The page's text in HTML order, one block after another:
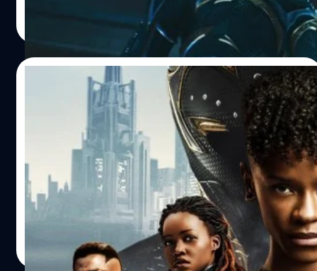
ความรู้สึกนั้นอีกครั้งยังไง" หลายสัปดาห์หลังการจากไปของโบ
สแมน คูเกลอร์เอาแต่เปิดดูฟุตเทจเก่า ๆ และบทสัมภาษณ์ที่
โบสแมนพูดถึงตัวละครทีชัลล่า และวากานดาว่ามันมีความ
หมายกับโบสแมนอย่างไร และเมื่อคูเกลอร์ได้ฟังคำพูดของโบ
สแมนซ้ำ ๆ คูเกลอร์ก็คิดขึ้นมาได้ว่า…
พร้อมแล้วไปชมกันได้เลย Black Panther คนใหม่อาจได้พบ
กับ ที ชัลลา เป็นที่ยืนยันอย่างเป็นทางการแล้วว่า แบล็ค แพน
เธอร์ (Black Panther) หญิงคนต่อไปคือ ชูริ รับบทโดย เลทิ
เทีย ไรท์ (Letitia Wright) มารับช่วงต่อจากพี่ชาย ที ชัลลา
(แชดวิก โบสแมน - Chadwick Boseman) ผู้ล่วงลับ สังเกตได้
จากตำแหน่งจุดแต้มขาวของชุดบนหน้ากาก ที่เหมือนกับจุด
แต้มขาวบนหน้า ชูริ ยามออกศึกไม่มีผิด แต่การที่ชูริจะได้รับ
พลังของ แบล็ค แพนเธอร์ นั้น ชูริจะต้องไปพบกับบรรพบุรุษผู้
เคยได้รับพลังมาเสียก่อน ในดินแดนหลังความตายที่พวกเขา
เรียกกันว่า 'ลานแห่งบรรพชน'…
| 1403 days ago
ตัวอย่างล่าสุด Black Panther: Wakanda
Forever ยืนยันทฤษฎี Shuri เป็น Black
Panther คนต่อไป
ตัวอย่างล่าสุดของ 'Black Panther: Wakanda Forever' ดู
เหมือนจะเป็นการยืนยันหนึ่งในทฤษฎีที่แฟน ๆ ตั้งขึ้นว่า Shuri
อาจเป็น Black Panther คนต่อไป
ปรีดี ฤกษ์วลีกุล | 1404 days ago
Read More